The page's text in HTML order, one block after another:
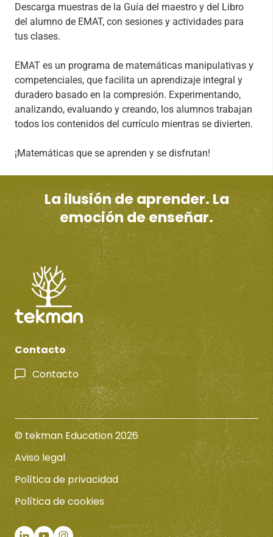
Descarga muestras de la Guía del maestro y del Libro
del alumno de EMAT, con sesiones y actividades para
tus clases.
EMAT es un programa de matemáticas manipulativas y
competenciales, que facilita un aprendizaje integral y
duradero basado en la compresión. Experimentando,
analizando, evaluando y creando, los alumnos trabajan
todos los contenidos del currículo mientras se divierten.
¡Matemáticas que se aprenden y se disfrutan!
La ilusión de aprender. La
emoción de enseñar.
Contacto
Contacto
© tekman Education 2026
Aviso legal
Política de privacidad
Política de cookies